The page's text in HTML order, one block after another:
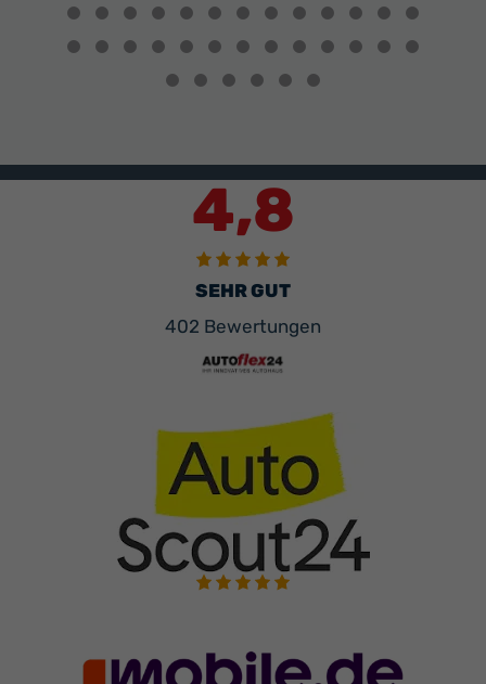
Alfa
Romeo
anzeigen
4,8
SEHR GUT
402 Bewertungen